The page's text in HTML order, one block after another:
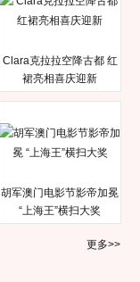
Clara克拉拉空降古都 红
裙亮相喜庆迎新
胡军澳门电影节影帝加冕
“上海王”横扫大奖
更多>>